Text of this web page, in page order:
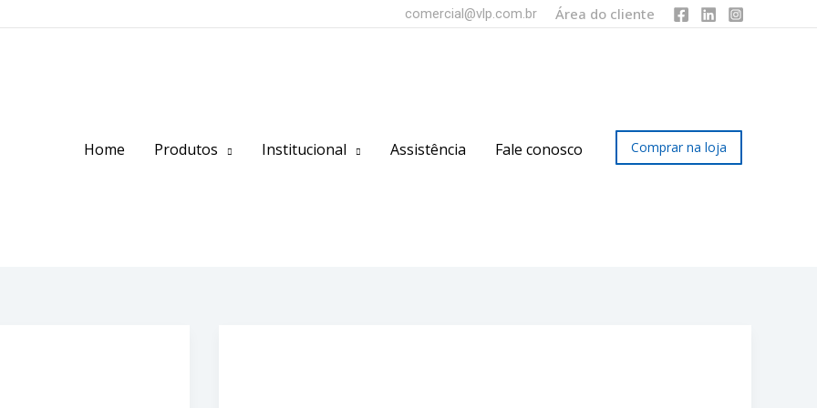
comercial@vlp.com.br Área do cliente
Home Produtos Institucional Assistência Fale conosco Comprar na loja